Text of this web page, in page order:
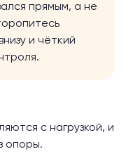
прямым, а не
и чёткий
с нагрузкой, и
опоры.